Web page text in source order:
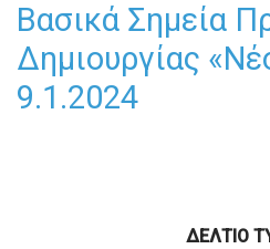
Βασικά Σημεία
Δημιουργίας
9.1.2024
ΔΕΛΤΙΟ